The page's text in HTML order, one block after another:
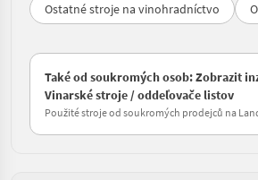
Ostatné stroje na vinohradníctvo
Také od soukromých osob: Zobrazit
Vinarské stroje / oddeľovače listov
Použité stroje od soukromých prodejců na